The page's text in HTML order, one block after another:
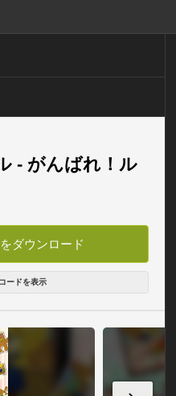
- がんばれ！ル
ダウンロード
ードを表示